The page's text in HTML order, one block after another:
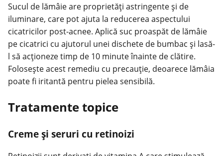
Sucul de lămâie are proprietăți astringente și de
iluminare, care pot ajuta la reducerea aspectului
cicatricilor post-acnee. Aplică suc proaspăt de lămâie
pe cicatrici cu ajutorul unei dischete de bumbac și lasă-
l să acționeze timp de 10 minute înainte de clătire.
Folosește acest remediu cu precauție, deoarece lămâia
poate fi iritantă pentru pielea sensibilă.
Tratamente topice
Creme și seruri cu retinoizi